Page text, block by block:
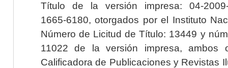
Título de la versión impresa: 04-2009-
1665-6180, otorgados por el Instituto
Número de Licitud de Título: 13449 y
11022 de la versión impresa, ambos
Calificadora de Publicaciones y Revistas